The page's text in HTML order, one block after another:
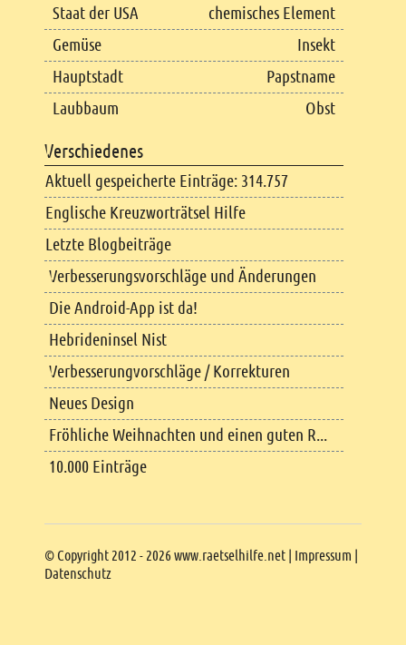
Copyright
© Copyright 2012 - 2026 www.raetselhilfe.net | Impressum |
Datenschutz
Staat der USA
chemisches Element
Gemüse
Insekt
Hauptstadt
Papstname
Laubbaum
Obst
Verschiedenes
Aktuell gespeicherte Einträge: 314.757
Englische Kreuzworträtsel Hilfe
Letzte Blogbeiträge
Verbesserungsvorschläge und Änderungen
Die Android-App ist da!
Hebrideninsel Nist
Verbesserungvorschläge / Korrekturen
Neues Design
Fröhliche Weihnachten und einen guten R...
10.000 Einträge